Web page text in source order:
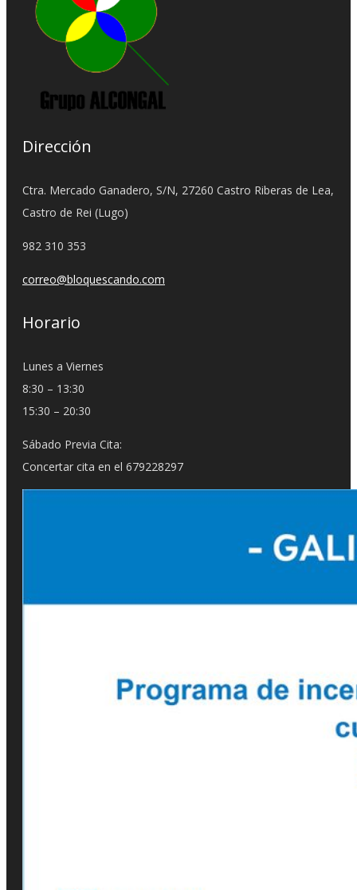
Dirección
Ctra. Mercado Ganadero, S/N, 27260 Castro Riberas de Lea,
Castro de Rei (Lugo)
982 310 353
correo@bloquescando.com
Horario
Lunes a Viernes
8:30 – 13:30
15:30 – 20:30
Sábado Previa Cita:
Concertar cita en el 679228297